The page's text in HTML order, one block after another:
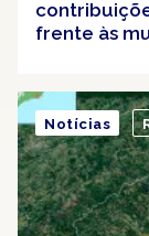
frente às
Notícias